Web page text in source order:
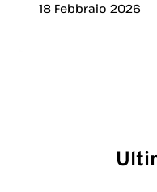
18 Febbraio 2026